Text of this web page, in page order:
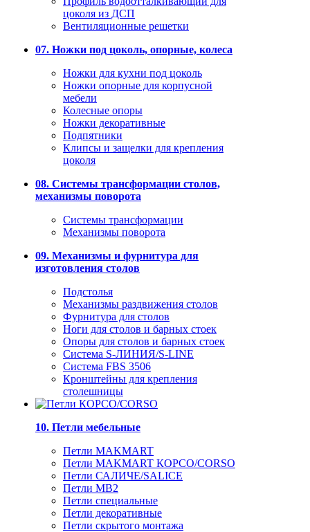
цоколя из ДСП
Вентиляционные решетки
07. Ножки под цоколь, опорные, колеса
Ножки для кухни под цоколь
Ножки опорные для корпусной
мебели
Колесные опоры
Ножки декоративные
Подпятники
Клипсы и защелки для крепления
цоколя
08. Системы трансформации столов,
механизмы поворота
Системы трансформации
Механизмы поворота
09. Механизмы и фурнитура для
изготовления столов
Подстолья
Механизмы раздвижения столов
Фурнитура для столов
Ноги для столов и барных стоек
Опоры для столов и барных стоек
Система S-ЛИНИЯ/S-LINE
Система FBS 3506
Кронштейны для крепления
столешницы
10. Петли мебельные
Петли MAKMART
Петли MAKMART КОРСО/CORSO
Петли САЛИЧЕ/SALICE
Петли MB2
Петли специальные
Петли декоративные
Петли скрытого монтажа